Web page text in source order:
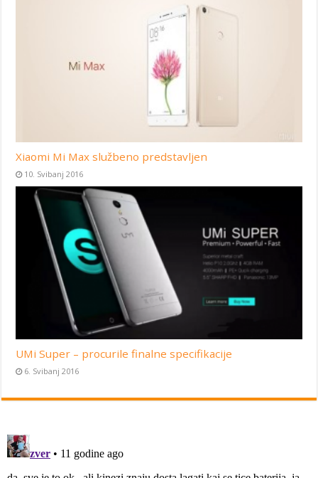
Xiaomi Mi Max službeno predstavljen
10. Svibanj 2016
UMi Super – procurile finalne specifikacije
6. Svibanj 2016